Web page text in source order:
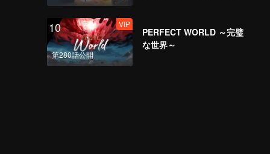
10
第280話公開
VIP
PERFECT WORLD ～完璧
な世界～